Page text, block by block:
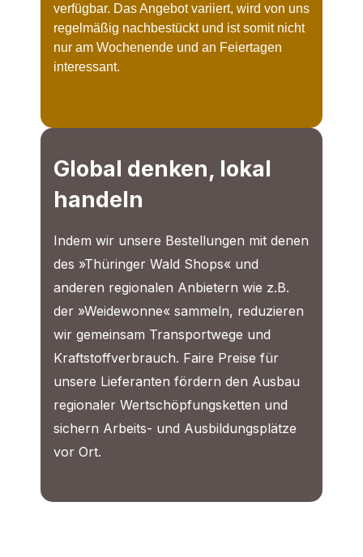
verfügbar. Das Angebot variiert, wird von uns
regelmäßig nachbestückt und ist somit nicht
nur am Wochenende und an Feiertagen
interessant.
Global denken, lokal
handeln
Indem wir unsere Bestellungen mit denen
des »Thüringer Wald Shops« und
anderen regionalen Anbietern wie z.B.
der »Weidewonne« sammeln, reduzieren
wir gemeinsam Transportwege und
Kraftstoffverbrauch. Faire Preise für
unsere Lieferanten fördern den Ausbau
regionaler Wertschöpfungsketten und
sichern Arbeits- und Ausbildungsplätze
vor Ort.